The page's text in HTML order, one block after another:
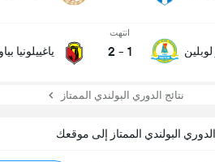
انتهت
1
-
2 ياغييلونيا
نتائج الدوري البولندي الممتاز
البولندي الممتاز إلى موقعك